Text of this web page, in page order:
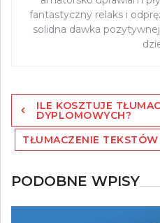
fantastyczny relaks i
solidna dawka
Nawigacja
wpisu
ILE KOSZTUJE
DYPLOMOWYCH?
TŁUMACZENIE
PODOBNE WPISY